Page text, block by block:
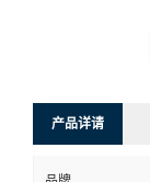
产品详请